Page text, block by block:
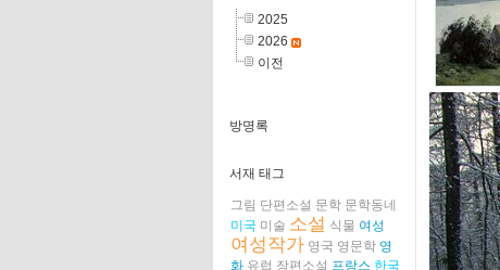
2025
2026
이전
방명록
서재 태그
그림 단편소설 문학 문학동네
미국 미술 소설 식물 여성
여성작가 영국 영문학 영
화 유럽 장편소설 프랑스 한국